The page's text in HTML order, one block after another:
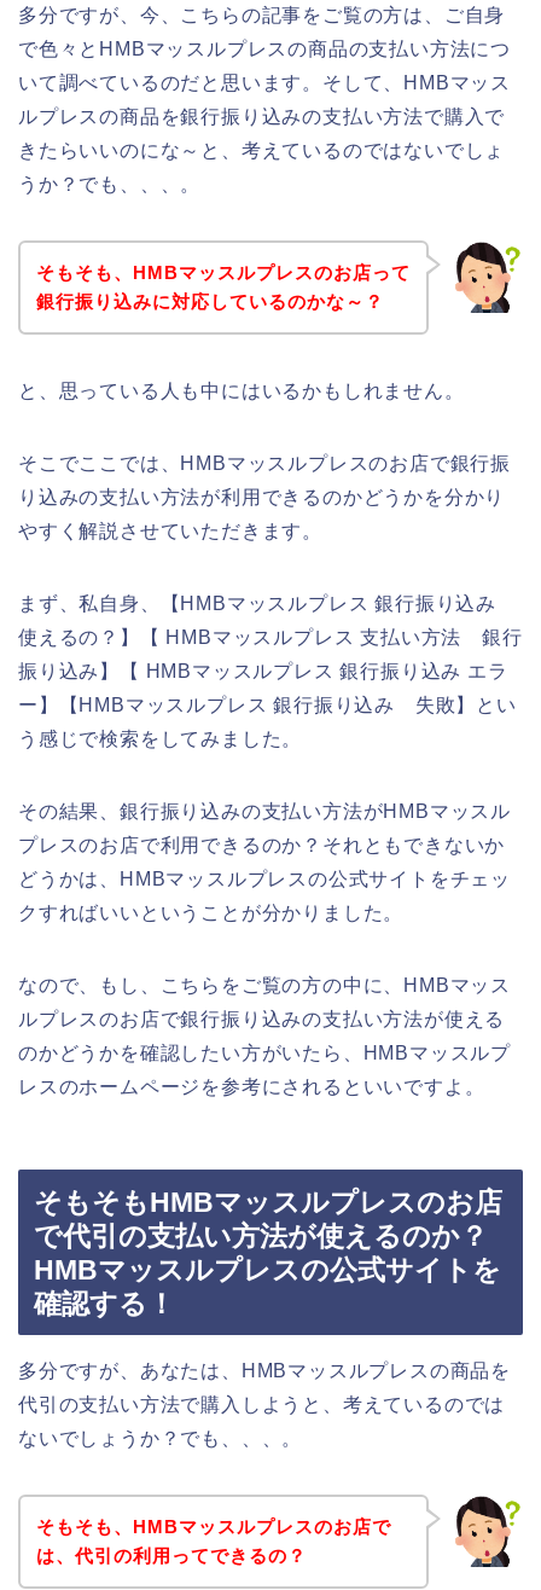
多分ですが、今、こちらの記事をご覧の方は、ご自身
で色々とHMBマッスルプレスの商品の支払い方法につ
いて調べているのだと思います。そして、HMBマッス
ルプレスの商品を銀行振り込みの支払い方法で購入で
きたらいいのにな～と、考えているのではないでしょ
うか？でも、、、。
そもそも、HMBマッスルプレスのお店って
銀行振り込みに対応しているのかな～？
と、思っている人も中にはいるかもしれません。
そこでここでは、HMBマッスルプレスのお店で銀行振
り込みの支払い方法が利用できるのかどうかを分かり
やすく解説させていただきます。
まず、私自身、【HMBマッスルプレス 銀行振り込み
使えるの？】【 HMBマッスルプレス 支払い方法 銀行
振り込み】【 HMBマッスルプレス 銀行振り込み エラ
ー】【HMBマッスルプレス 銀行振り込み 失敗】とい
う感じで検索をしてみました。
その結果、銀行振り込みの支払い方法がHMBマッスル
プレスのお店で利用できるのか？それともできないか
どうかは、HMBマッスルプレスの公式サイトをチェッ
クすればいいということが分かりました。
なので、もし、こちらをご覧の方の中に、HMBマッス
ルプレスのお店で銀行振り込みの支払い方法が使える
のかどうかを確認したい方がいたら、HMBマッスルプ
レスのホームページを参考にされるといいですよ。
そもそもHMBマッスルプレスのお店
で代引の支払い方法が使えるのか？
HMBマッスルプレスの公式サイトを
確認する！
多分ですが、あなたは、HMBマッスルプレスの商品を
代引の支払い方法で購入しようと、考えているのでは
ないでしょうか？でも、、、。
そもそも、HMBマッスルプレスのお店で
は、代引の利用ってできるの？